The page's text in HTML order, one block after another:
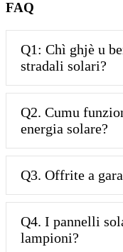
FAQ
Q1: Chì ghjè u
stradali solari?
Q2. Cumu
energia solare?
Q3. Offrite a
Q4. I pannelli
lampioni?